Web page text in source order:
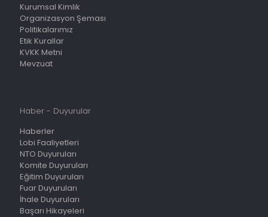
Kurumsal Kimlik
Organizasyon Şeması
Politikalarımız
Etik Kurallar
KVKK Metni
Mevzuat
Haber - Duyurular
Haberler
Lobi Faaliyetleri
NTO Duyuruları
Komite Duyuruları
Eğitim Duyuruları
Fuar Duyuruları
İhale Duyuruları
Başarı Hikayeleri